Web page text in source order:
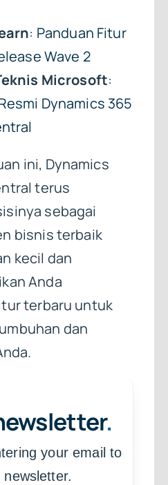
: Panduan Fitur
Wave 2
Microsoft:
Dynamics 365
ini, Dynamics
terus
sebagai
bisnis terbaik
kecil dan
Anda
terbaru untuk
dan
.
your email to
newsletter.